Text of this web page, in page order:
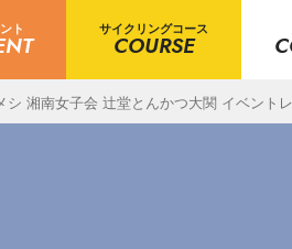
ト サイクリングコース
COURSE
湘南女子会 辻堂とんかつ大関 イベント